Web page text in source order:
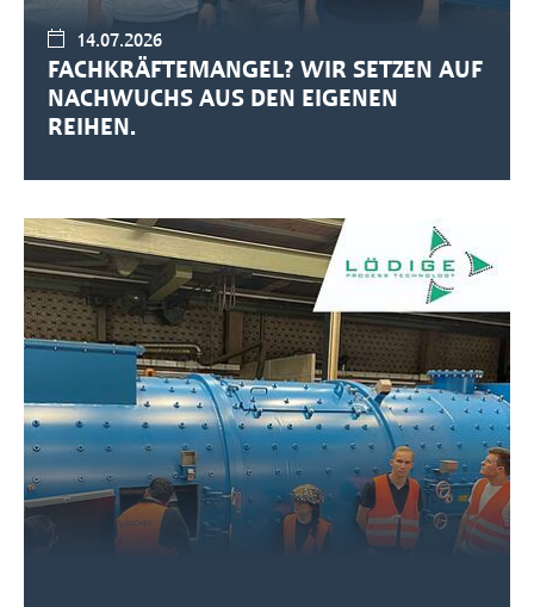
14.07.2026
FACHKRÄFTEMANGEL? WIR SETZEN AUF
NACHWUCHS AUS DEN EIGENEN
REIHEN.